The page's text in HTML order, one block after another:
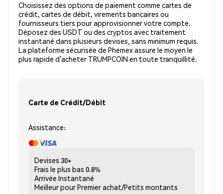
Choisissez des options de paiement comme cartes de
crédit, cartes de débit, virements bancaires ou
fournisseurs tiers pour approvisionner votre compte.
Déposez des USDT ou des cryptos avec traitement
instantané dans plusieurs devises, sans minimum requis.
La plateforme sécurisée de Phemex assure le moyen le
plus rapide d’acheter TRUMPCOIN en toute tranquillité.
Carte de Crédit/Débit
Assistance:
Devises 30+
Frais le plus bas 0.8%
Arrivée Instantané
Meilleur pourPremier achat/Petits montants